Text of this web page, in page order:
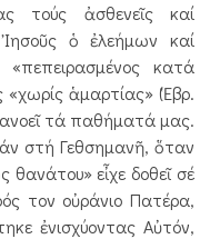
τούς ἀσθενεῖς καί
ὁ ἐλεήμων καί
κατά
ἁμαρτίας» (Ἑβρ.
τά παθήματά μας.
στή Γεθσημανῆ, ὅταν
θανάτου» εἶχε δοθεῖ σέ
τον οὐράνιο Πατέρα,
ἐνισχύοντας Αὐτόν,